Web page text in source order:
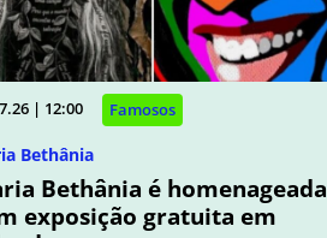
| 12:00 Famosos
Bethânia
Bethânia é homenageada
exposição gratuita em